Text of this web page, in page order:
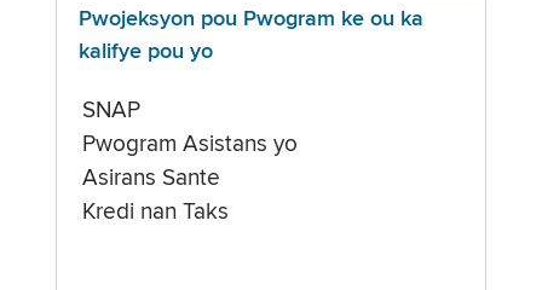
Pwojeksyon pou Pwogram ke ou ka
kalifye pou yo
SNAP
Pwogram Asistans yo
Asirans Sante
Kredi nan Taks